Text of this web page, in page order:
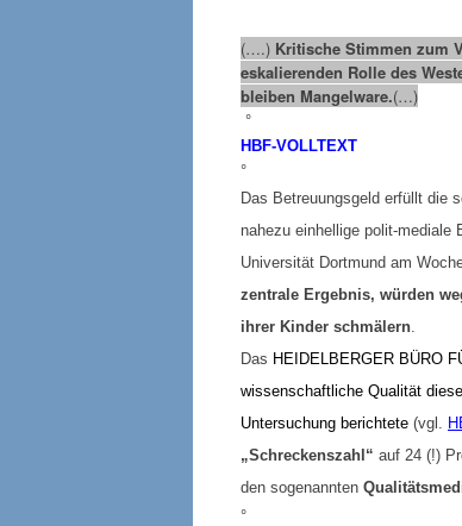
(….) Kritische Stimmen zum
eskalierenden Rolle des
bleiben Mangelware.(…)
°
HBF-VOLLTEXT
°
Das Betreuungsgeld erfüllt die
nahezu einhellige polit-
Universität Dortmund am
zentrale Ergebnis, würden
ihrer Kinder schmälern.
Das HEIDELBERGER BÜRO
wissenschaftliche Qualität
Untersuchung berichtete (vgl.
„Schreckenszahl“ auf 24 (!)
den sogenannten
°